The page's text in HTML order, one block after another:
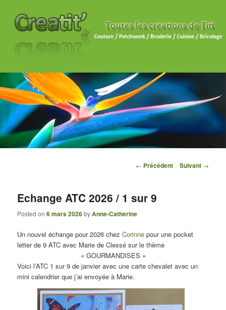
Navigation des articles
← Précédent Suivant →
Echange ATC 2026 / 1 sur 9
Posted on6 mars 2026byAnne-Catherine
Un nouvel échange pour 2026 chezCorinne pour une pocket
letter de 9 ATC avec Marie de Clessé sur le thème
« GOURMANDISES »
Voici l’ATC 1 sur 9 de janvier avec une carte chevalet avec un
mini calendrier que j’ai envoyée à Marie.